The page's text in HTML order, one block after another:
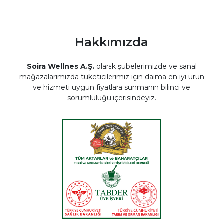
Hakkımızda
Soira Wellnes A.Ş.olarak şubelerimizde ve sanal
mağazalarımızda tüketicilerimiz için daima en iyi ürün
ve hizmeti uygun fiyatlara sunmanın bilinci ve
sorumluluğu içerisindeyiz.